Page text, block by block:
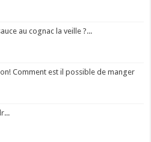
au cognac la veille ?...
Comment est il possible de manger